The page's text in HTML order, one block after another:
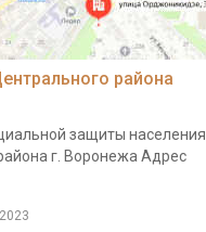
района
защиты населения
г. Воронежа Адрес